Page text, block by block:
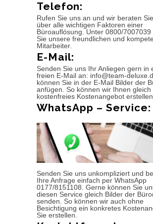
Telefon:
Rufen Sie uns an und wir beraten
über alle wichtigen Faktoren einer
Büroauflösung. Unter 0800/7007039
Sie unsere freundlichen und
Mitarbeiter.
E-Mail:
Senden Sie uns Ihr Anliegen gern in
freien E-Mail an: info@team-
können Sie in der E-Mail Bilder der
anfügen. So können wir Ihnen gleich
kostenfreies Kostenangebot erstellen.
WhatsApp – Service:
Senden Sie uns unkompliziert und
Ihre Anfrage einfach per WhatsApp
0177/8151108. Gerne können Sie
diesen Service gleich Bilder der
senden. So können wir auch ohne
Besichtigung ein konkretes
Sie erstellen.